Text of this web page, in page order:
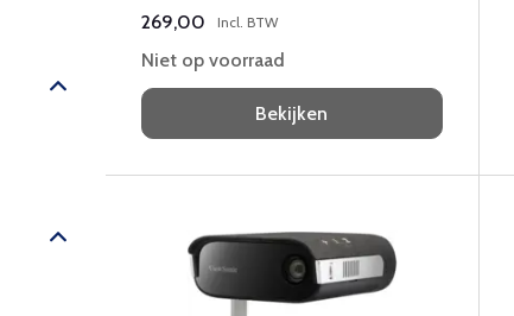
269,00 Incl. BTW
Niet op voorraad
Bekijken